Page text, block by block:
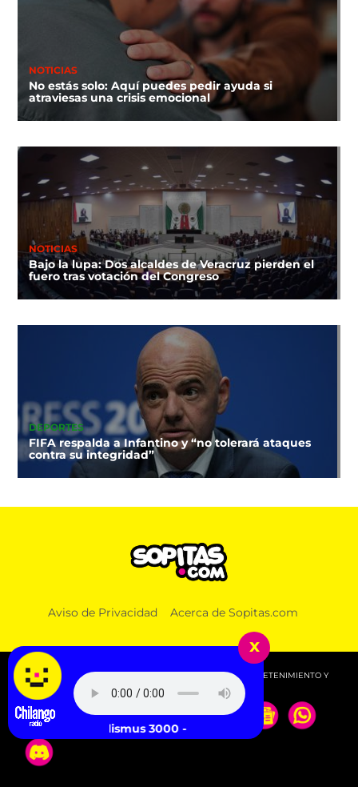
NOTICIAS
No estás solo: Aquí puedes pedir ayuda si
atraviesas una crisis emocional
NOTICIAS
Bajo la lupa: Dos alcaldes de Veracruz pierden el
fuero tras votación del Congreso
DEPORTES
FIFA respalda a Infantino y “no tolerará ataques
contra su integridad”
Aviso de Privacidad Acerca de Sopitas.com
© 2026 SOPITAS.COM - MÚSICA, NOTICIAS, DEPORTES, ENTRETENIMIENTO Y
MÁS!.
x
Brutalismus 3000 - Testo Skin Part 1